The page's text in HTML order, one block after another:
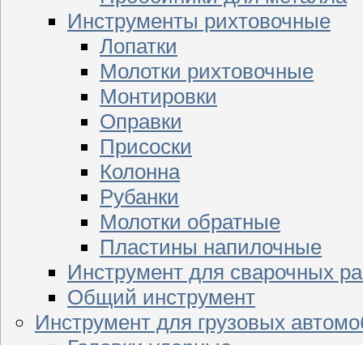
Инструменты рихтовочные
Лопатки
Молотки рихтовочные
Монтировки
Оправки
Присоски
Колонна
Рубанки
Молотки обратные
Пластины напилочные
Инструмент для сварочных
Общий инструмент
Инструмент для грузовых